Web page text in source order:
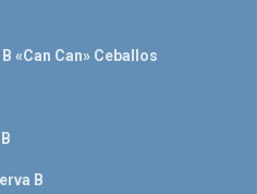
«Can Can» Ceballos
B